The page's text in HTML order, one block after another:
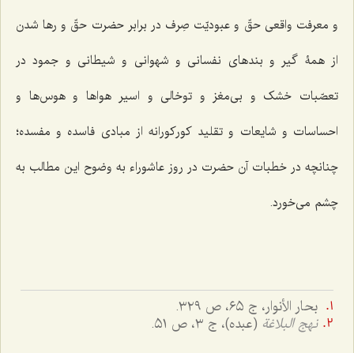
و معرفت واقعی حقّ و عبودیّت صِرف در برابر حضرت حقّ و رها شدن
از همۀ گیر و بندهای نفسانی و شهوانی و شیطانی و جمود در
تعصّبات خشک و بی‌مغز و توخالی و اسیر هواها و هوس‌ها و
احساسات و شایعات و تقلید کورکورانه از مبادی فاسده و مفسده؛
چنانچه در خطبات آن حضرت در روز عاشوراء به وضوح این مطالب به
چشم می‌خورد.
بحار الأنوار، ج ٦٥، ص ٣٢٩.
نهج البلاغة (عبده)، ج ٣، ص ٥١.